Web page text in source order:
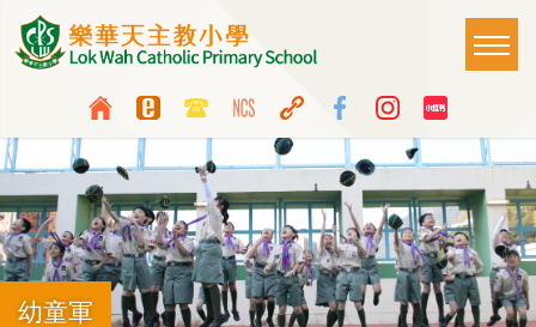
Skip to main content
Top
Media
Button
Language
switcher
Main
幼童軍